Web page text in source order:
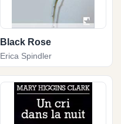
Black Rose
Erica Spindler